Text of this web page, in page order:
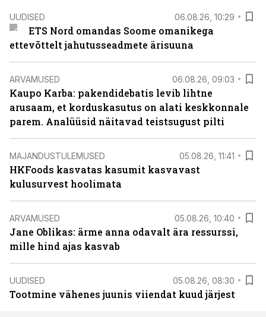
UUDISED 06.08.26, 10:29
ETS Nord omandas Soome omanikega
ettevõttelt jahutusseadmete ärisuuna
ARVAMUSED 06.08.26, 09:03
Kaupo Karba: pakendidebatis levib lihtne
arusaam, et korduskasutus on alati keskkonnale
parem. Analüüsid näitavad teistsugust pilti
MAJANDUSTULEMUSED 05.08.26, 11:41
HKFoods kasvatas kasumit kasvavast
kulusurvest hoolimata
ARVAMUSED 05.08.26, 10:40
Jane Oblikas: ärme anna odavalt ära ressurssi,
mille hind ajas kasvab
UUDISED 05.08.26, 08:30
Tootmine vähenes juunis viiendat kuud järjest